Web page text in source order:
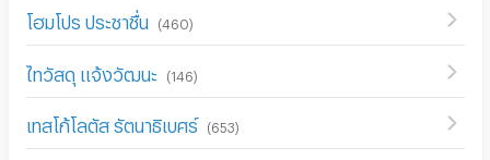
โฮมโปร ประชาชื่น (460)
ไทวัสดุ แจ้งวัฒนะ (146)
เทสโก้โลตัส รัตนาธิเบศร์ (653)